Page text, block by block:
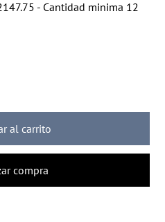
- Cantidad minima 12
al carrito
compra